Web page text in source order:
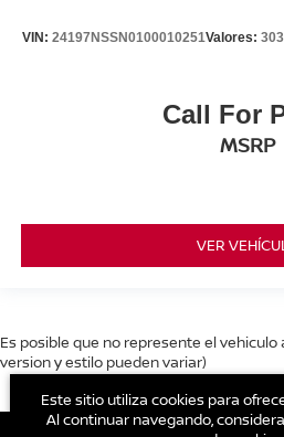
VIN: 24197NSSN0100010251Valores:
Call For
MSRP
VER
Es posible que no represente el vehiculo
version y estilo pueden variar)
Este sitio utiliza cookies para
Al continuar navegando,